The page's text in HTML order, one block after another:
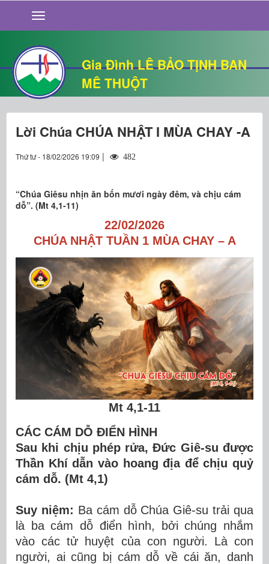
Gia Đình LÊ BẢO TỊNH BAN
MÊ THUỘT
GIỚI THIỆU
TIN TỨC
SỐNG ĐẠO
CHUYỆN NHÀ
QUÁN VĂN
THƯ GIÃN
Lời Chúa CHÚA NHẬT I MÙA CHAY -A
Thứ tư - 18/02/2026 19:09 | 482
“Chúa Giêsu nhịn ăn bốn mươi ngày đêm, và chịu cám
dỗ”. (Mt 4,1-11)
22/02/2026
CHÚA NHẬT TUẦN 1 MÙA CHAY – A
Mt 4,1-11
CÁC CÁM DỖ ĐIỂN HÌNH
Sau khi chịu phép rửa, Đức Giê-su được
Thần Khí dẫn vào hoang địa để chịu quỷ
cám dỗ. (Mt 4,1)
Suy niệm: Ba cám dỗ Chúa Giê-su trải qua
là ba cám dỗ điển hình, bởi chúng nhắm
vào các tử huyệt của con người. Là con
người, ai cũng bị cám dỗ về cái ăn, danh